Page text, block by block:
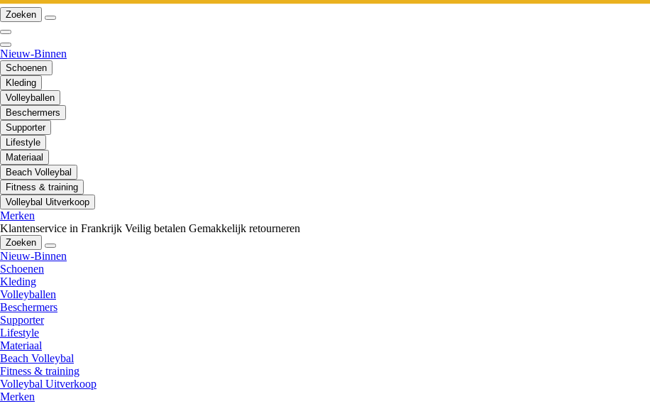
Zoeken
Nieuw-Binnen
Schoenen
Kleding
Volleyballen
Beschermers
Supporter
Lifestyle
Materiaal
Beach Volleybal
Fitness & training
Volleybal Uitverkoop
Merken
Klantenservice in Frankrijk Veilig betalen Gemakkelijk retourneren
Zoeken
Nieuw-Binnen
Schoenen
Kleding
Volleyballen
Beschermers
Supporter
Lifestyle
Materiaal
Beach Volleybal
Fitness & training
Volleybal Uitverkoop
Merken